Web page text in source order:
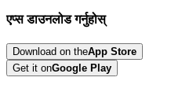
एप्स डाउनलोड गर्नुहोस्
Download on theApp Store
Get it onGoogle Play